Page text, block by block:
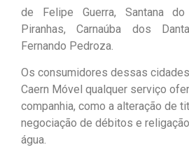
de Felipe Guerra, Santana
Piranhas, Carnaúba dos
Fernando Pedroza.
Os consumidores dessas
Caern Móvel qualquer serviço
companhia, como a alteração de
negociação de débitos e
água.